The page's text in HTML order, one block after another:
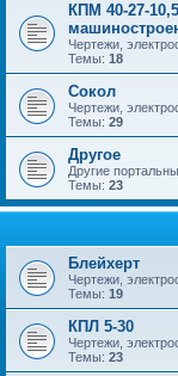
КПМ 40-27-
Чертежи,
Темы: 18
Сокол
Чертежи,
Темы: 29
Другое
Другие
Темы: 23
Блейхерт
Чертежи,
Темы: 19
КПЛ 5-30
Чертежи,
Темы: 23